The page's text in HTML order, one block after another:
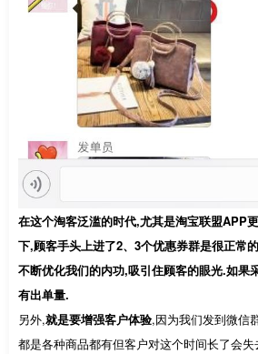
在这个淘客泛滥的时代,尤其是淘宝联盟APP
下,顾客手头上进了2、3个优惠券群是很正常
不断优化我们的内功,吸引住顾客的眼光.如果
有出单量.
另外,就是要增强客户体验,因为我们发到微信
都是各种商品都有但客户对这个时间长了会